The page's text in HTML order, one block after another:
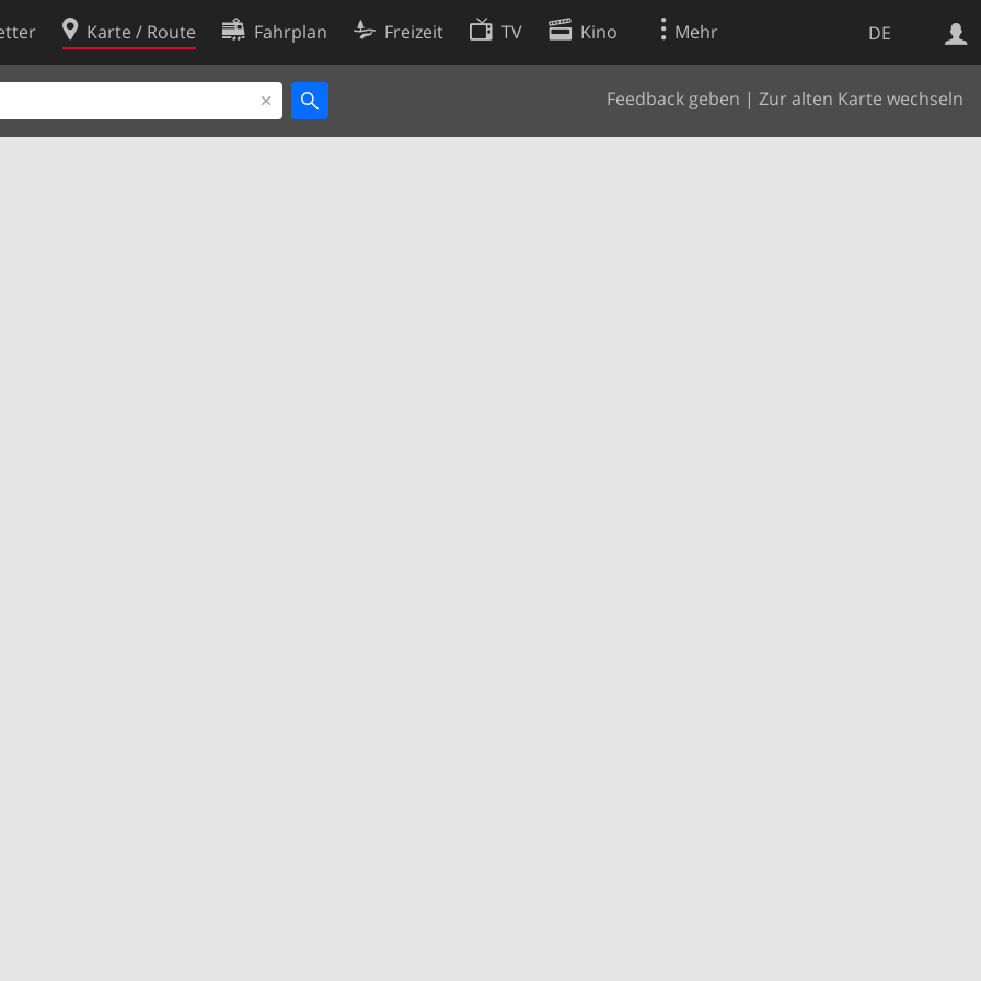
DE
Karte / Route Fahrplan Freizeit TV Kino Mehr
Feedback geben | Zur alten Karte wechseln
Websuche
Cookie-Richtlinie
Cookie-Einstellungen